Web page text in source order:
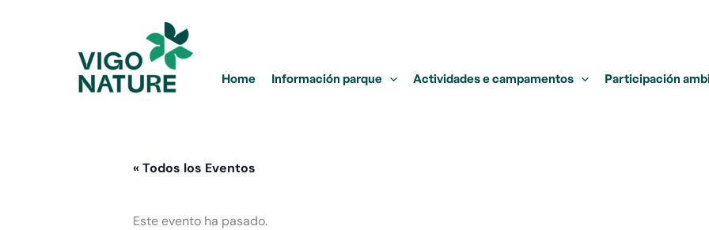
Home Información parque Actividades e campamentos Participación
« Todos los Eventos
Este evento ha pasado.